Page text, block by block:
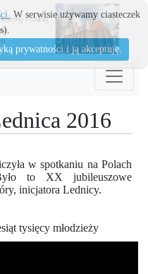
2016
w spotkaniu na Polach
to XX jubileuszowe
inicjatora Lednicy.
tysięcy młodzieży
W serwisie używamy ciasteczek
prywatności i ją akceptuję.